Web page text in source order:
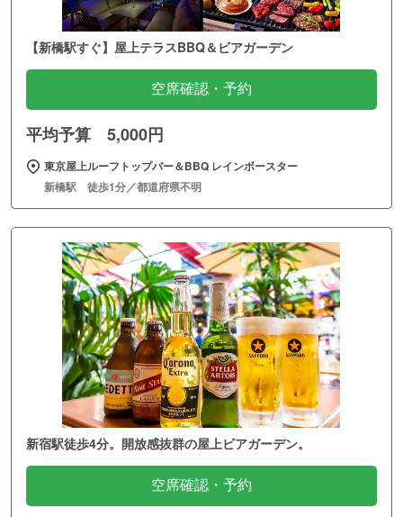
【新橋駅すぐ】屋上テラスBBQ＆ビアガーデン
空席確認・予約
平均予算 5,000円
東京屋上ルーフトップバー＆BBQ レインボースター
新橋駅 徒歩1分／都道府県不明
新宿駅徒歩4分。開放感抜群の屋上ビアガーデン。
空席確認・予約